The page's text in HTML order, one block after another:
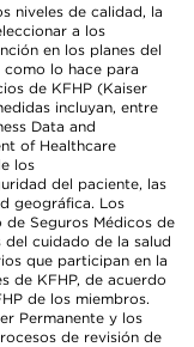
niveles de calidad, la
a los
en los planes del
como lo hace para
de KFHP (Kaiser
incluyan, entre
Data and
of Healthcare
los
del paciente, las
geográfica. Los
de Seguros Médicos de
cuidado de la salud
que participan en la
de KFHP, de acuerdo
de los miembros.
Permanente y los
de revisión de